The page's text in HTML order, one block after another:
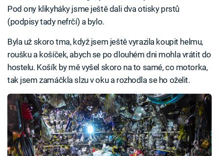
Pod ony klikyháky jsme ještě dali dva otisky prstů
(podpisy tady nefrčí) a bylo.
Byla už skoro tma, když jsem ještě vyrazila koupit helmu,
roušku a košíček, abych se po dlouhém dni mohla vrátit do
hostelu. Košík by mě vyšel skoro na to samé, co motorka,
tak jsem zamáčkla slzu v oku a rozhodla se ho oželit.